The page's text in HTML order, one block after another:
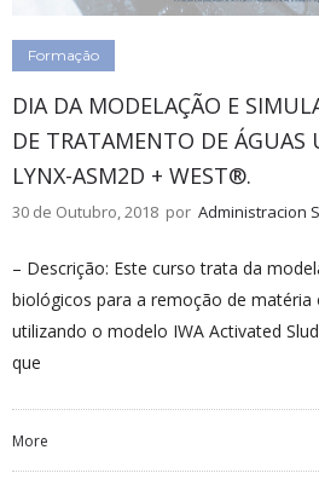
Formação
DIA DA MODELAÇÃO E
DE TRATAMENTO DE
LYNX-ASM2D + WEST®.
30 de Outubro, 2018 por Administracion
– Descrição: Este curso trata da
biológicos para a remoção de
utilizando o modelo IWA Activated
que
More